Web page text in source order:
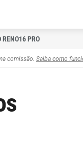
RENO16 PRO
comissão. Saiba como